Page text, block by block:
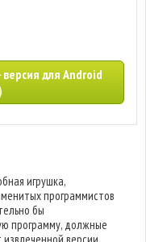
для Android
игрушка,
программистов
бы
программу, должные